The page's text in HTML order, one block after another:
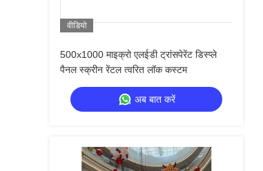
वीडियो
500x1000 माइक्रो एलईडी ट्रांसपेरेंट डिस्प्ले
पैनल स्क्रीन रेंटल त्वरित लॉक कस्टम
अब बात करें